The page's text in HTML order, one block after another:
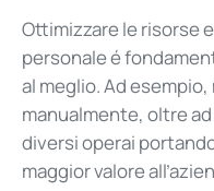
Ottimizzare le risorse
personaleé
al meglio. Ad
manualmente, oltre
diversi operai
maggior valore